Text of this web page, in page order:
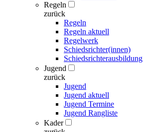
Regeln
zurück
Regeln
Regeln aktuell
Regelwerk
Schiedsrichter(innen)
Schiedsrichterausbildung
Jugend
zurück
Jugend
Jugend aktuell
Jugend Termine
Jugend Rangliste
Kader